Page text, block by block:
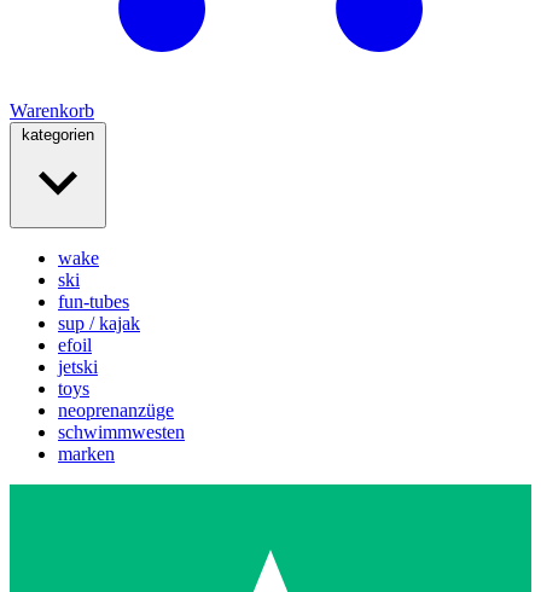
Warenkorb
kategorien
wake
ski
fun-tubes
sup / kajak
efoil
jetski
toys
neoprenanzüge
schwimmwesten
marken